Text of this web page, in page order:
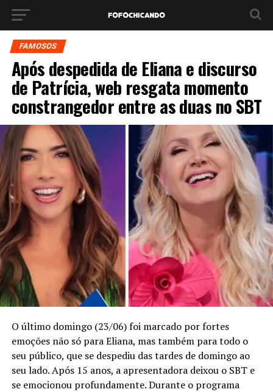
FAMOSOS
Após despedida de Eliana e discurso
de Patrícia, web resgata momento
constrangedor entre as duas no SBT
O último domingo (23/06) foi marcado por fortes
emoções não só para Eliana, mas também para todo o
seu público, que se despediu das tardes de domingo ao
seu lado. Após 15 anos, a apresentadora deixou o SBT e
se emocionou profundamente. Durante o programa